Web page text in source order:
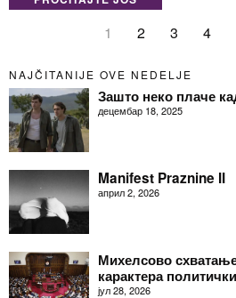
1 2 3 4
NAJČITANIJE OVE NEDELJE
Зашто неко плаче
децембар 18, 2025
Manifest Praznine II
април 2, 2026
Михелсово
карактера
јул 28, 2026